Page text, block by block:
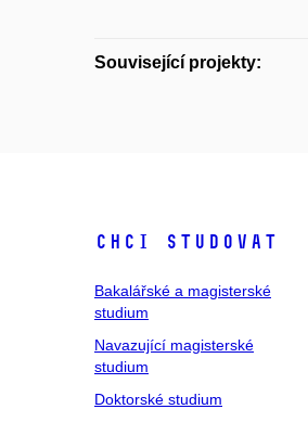
Související projekty:
Chci studovat
Bakalářské a magisterské
studium
Navazující magisterské
studium
Doktorské studium